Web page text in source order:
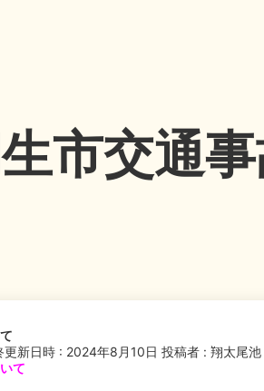
市交通
更新日時 : 2024年8月10日 投稿者 :翔太尾池
て